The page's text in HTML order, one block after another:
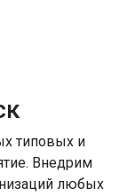
типовых и
Внедрим
любых